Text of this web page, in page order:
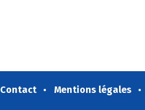
Contact Mentions légales